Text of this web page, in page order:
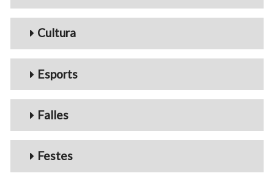
Cultura
Esports
Falles
Festes